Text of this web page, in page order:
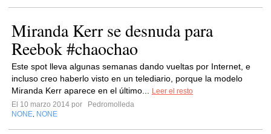
Miranda Kerr se desnuda para
Reebok #chaochao
Este spot lleva algunas semanas dando vueltas por Internet, e
incluso creo haberlo visto en un telediario, porque la modelo
Miranda Kerr aparece en el último...
Leer el resto
El 10 marzo 2014 por
Pedromolleda
NONE NONE